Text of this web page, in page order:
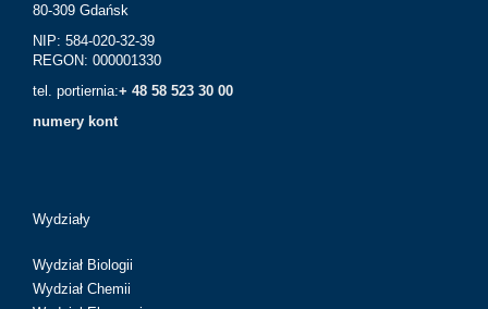
80-309 Gdańsk
NIP: 584-020-32-39
REGON: 000001330
tel. portiernia:+ 48 58 523 30 00
numery kont
Wydziały
Wydział Biologii
Wydział Chemii